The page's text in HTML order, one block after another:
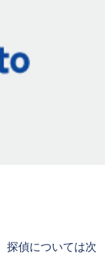
探偵については次